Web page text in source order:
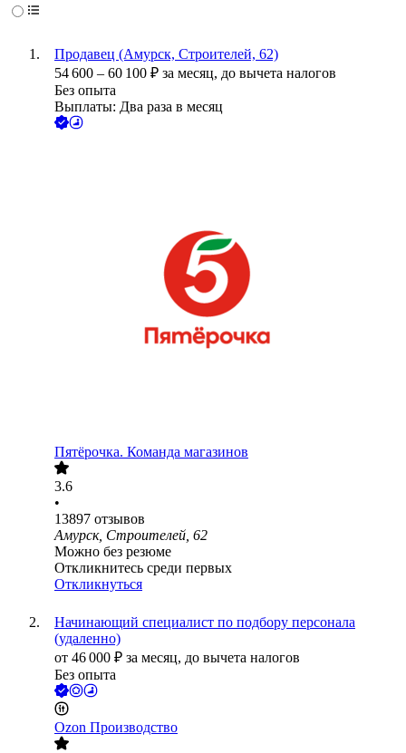
Продавец (Амурск, Строителей, 62)
54 600 – 60 100 ₽ за месяц, до вычета налогов
Без опыта
Выплаты: Два раза в месяц
Пятёрочка. Команда магазинов
3.6
•
13897 отзывов
Амурск, Строителей, 62
Можно без резюме
Откликнитесь среди первых
Откликнуться
Начинающий специалист по подбору персонала
(удаленно)
от 46 000 ₽ за месяц, до вычета налогов
Без опыта
Ozon Производство